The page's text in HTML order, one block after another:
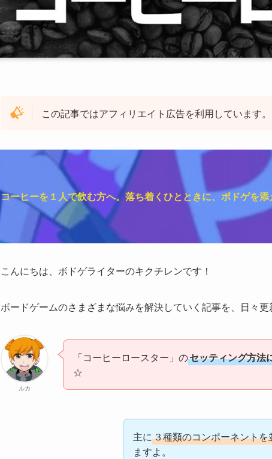
この記事ではアフィリエイト広告を利用しています。
コーヒーを１人で飲む方へ。落ち着くひとときに、ボドゲを添
こんにちは、ボドゲライターのキクチレンです！
ボードゲームのさまざまな悩みを解決していく記事を、日々更
ルカ
「コーヒーロースター」のセッティング方法
☆
主に３種類のコンポーネント
ますよ。